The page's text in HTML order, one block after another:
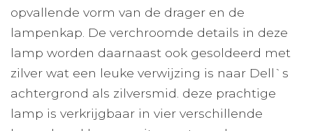
opvallende vorm van de drager en de
lampenkap. De verchroomde details in deze
lamp worden daarnaast ook gesoldeerd met
zilver wat een leuke verwijzing is naar Dell`s
achtergrond als zilversmid. deze prachtige
lamp is verkrijgbaar in vier verschillende